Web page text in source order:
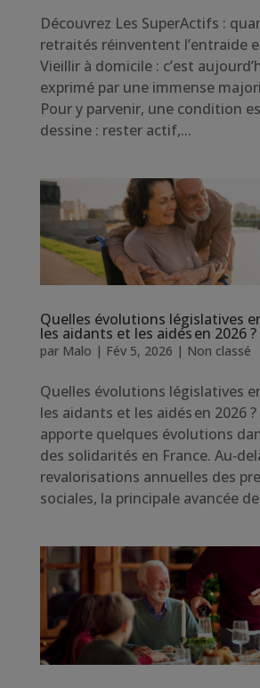
Découvrez Les SuperActifs :
retraités réinventent l’entraide
Vieillir à domicile : c’est
exprimé par une immense
Pour y parvenir, une condition
dessine : rester actif,...
Quelles évolutions législatives
les aidants et les aidés en 2026 ?
par Malo | Fév 5, 2026 | Non classé
Quelles évolutions législatives
les aidants et les aidés en 2026
apporte quelques évolutions
des solidarités en France.
revalorisations annuelles des
sociales, la principale avancée